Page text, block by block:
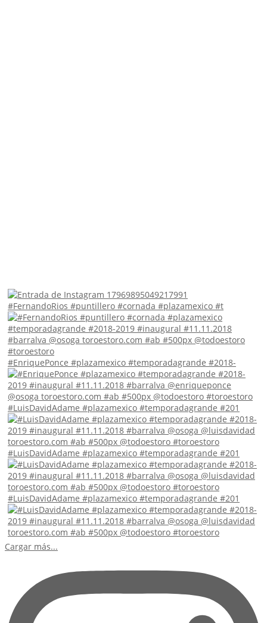
#FernandoRios #puntillero #cornada #plazamexico #t
#EnriquePonce #plazamexico #temporadagrande #2018-
#LuisDavidAdame #plazamexico #temporadagrande #201
#LuisDavidAdame #plazamexico #temporadagrande #201
#LuisDavidAdame #plazamexico #temporadagrande #201
Cargar más...